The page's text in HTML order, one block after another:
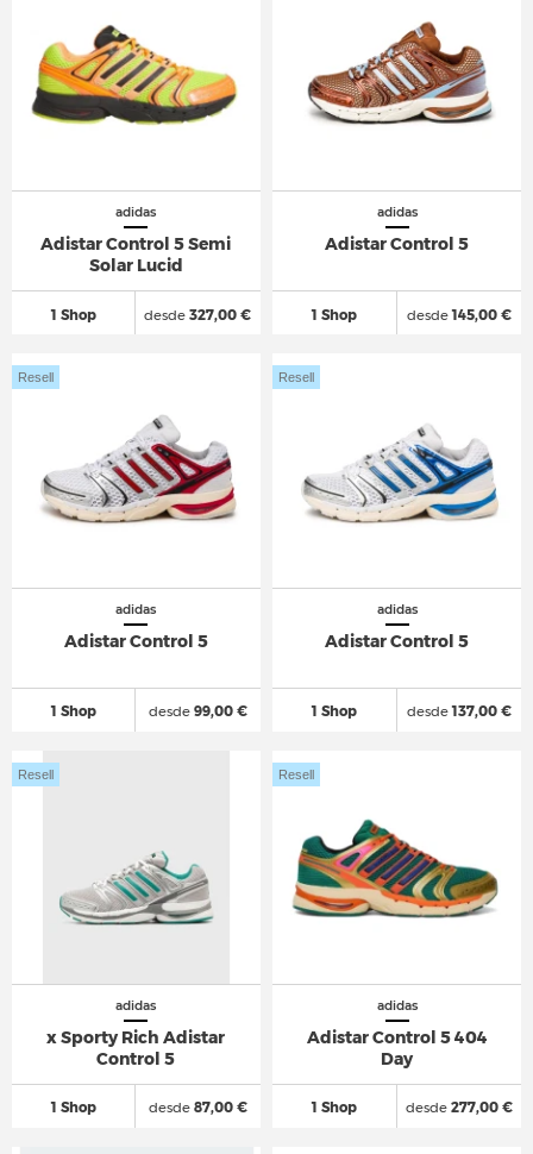
adidas
Adistar Control 5 Semi
Solar Lucid
1 Shop desde 327,00 €
adidas
Adistar Control 5
1 Shop desde145,00 €
adidas
Adistar Control 5
1 Shop
Resell
desde99,00 €
adidas
Adistar Control 5
1 Shop
Resell
desde137,00 €
adidas
x Sporty Rich Adistar
Control 5
1 Shop
Resell
desde87,00 €
adidas
Adistar Control 5 404
Day
1 Shop
Resell
desde277,00 €